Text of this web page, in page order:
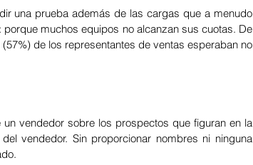
una prueba además de las cargas que a menudo
muchos equipos no alcanzan sus cuotas. De
de los representantes de ventas esperaban no
vendedor sobre los prospectos que figuran en la
vendedor. Sin proporcionar nombres ni ninguna